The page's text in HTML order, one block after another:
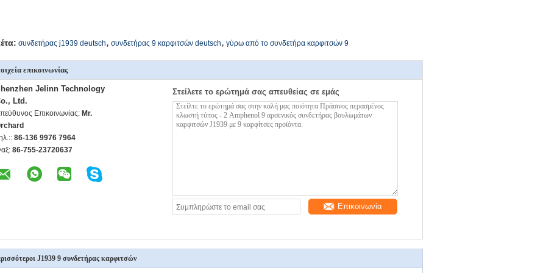
συνδετήρας j1939 deutsch, συνδετήρας 9 καρφιτσών deutsch, γύρω από το συνδετήρα καρφιτσών 9
επικοινωνίας
Jelinn Technology
Ltd.
Επικοινωνίας: Mr.
86-136 9976 7964
86-755-23720637
Στείλετε το ερώτημά σας απευθείας σε εμάς
Επικοινωνία
J1939 9 συνδετήρας καρφιτσών